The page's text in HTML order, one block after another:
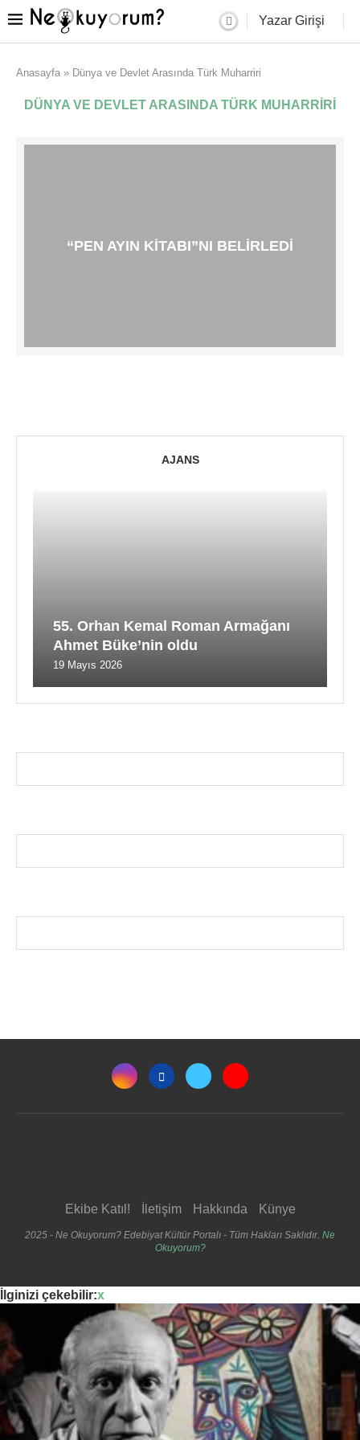
Yazar Girişi
Anasayfa » Dünya ve Devlet Arasında Türk Muharriri
DÜNYA VE DEVLET ARASINDA TÜRK MUHARRIRI
“PEN AYIN KITABI”NI BELIRLEDI
AJANS
55. Orhan Kemal Roman Armağanı
Ahmet Büke’nin oldu
19 Mayıs 2026
Ekibe Katıl! İletişim Hakkında Künye
2025 - Ne Okuyorum? Edebiyat Kültür Portalı - Tüm Hakları Saklıdır. Ne
Okuyorum?
İlginizi çekebilir:x